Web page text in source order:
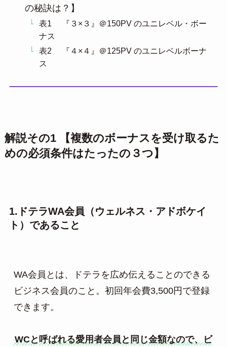
の秘訣は？】
表1 『３×３』＠150PV のユニレベル・ボー
ナス
表2 『４×４』＠125PV のユニレベルボーナ
ス
解説その1 【複数のボーナスを受け取るた
めの必須条件はたったの３つ】
1.ドテラWA会員（ウェルネス・アドボケイ
ト）であること
WA会員とは、ドテラを広め伝えることのできる
ビジネス会員のこと。初回年会費3,500円で登録
できます。
WCと呼ばれる愛用者会員と同じ金額なので、ビ